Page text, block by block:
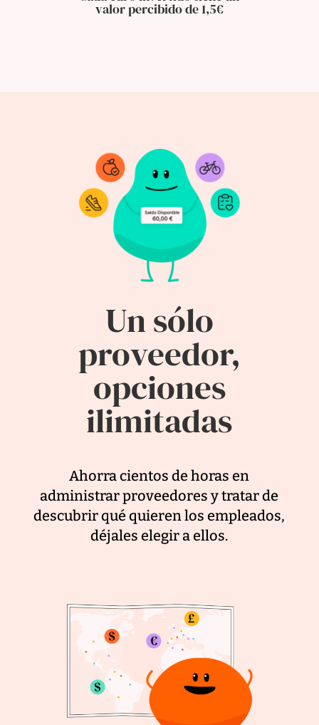
valor percibido de 1,5€
Un sólo
proveedor,
opciones
ilimitadas
Ahorra cientos de horas en
administrar proveedores y tratar de
descubrir qué quieren los empleados,
déjales elegir a ellos.